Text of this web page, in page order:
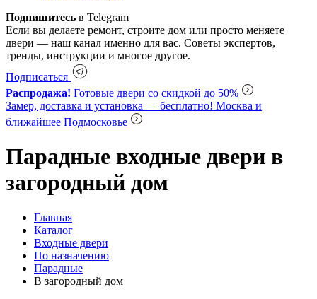
Подпишитесь в Telegram
Если вы делаете ремонт, строите дом или просто меняете
двери — наш канал именно для вас. Советы экспертов,
тренды, инструкции и многое другое.
Подписаться
Распродажа! Готовые двери со скидкой до 50%
Замер, доставка и установка — бесплатно! Москва и
ближайшее Подмосковье
Парадные входные двери в
загородный дом
Главная
Каталог
Входные двери
По назначению
Парадные
В загородный дом